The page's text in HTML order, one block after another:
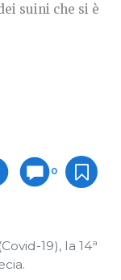
suini che si è
0
19), la 14ª